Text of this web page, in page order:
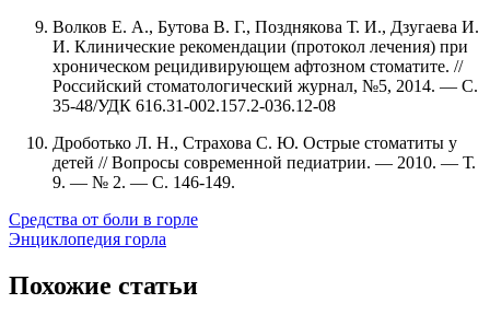
Волков Е. А., Бутова В. Г., Позднякова Т. И., Дзугаева И.
И. Клинические рекомендации (протокол лечения) при
хроническом рецидивирующем афтозном стоматите. //
Российский стоматологический журнал, №5, 2014. — С.
35-48/УДК 616.31-002.157.2-036.12-08
Дроботько Л. Н., Страхова С. Ю. Острые стоматиты у
детей // Вопросы современной педиатрии. — 2010. — Т.
9. — № 2. — С. 146-149.
Средства от боли в горле
Энциклопедия горла
Похожие статьи